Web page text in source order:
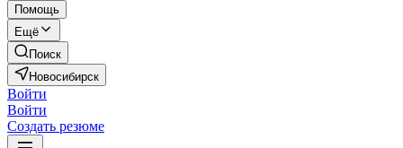
Помощь
Ещё
Поиск
Новосибирск
Войти
Войти
Создать резюме